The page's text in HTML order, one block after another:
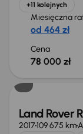
+11 kolejnych
Miesięczna
od 464 zł
Cena
78 000 zł
Land Rover
2017109 675 km